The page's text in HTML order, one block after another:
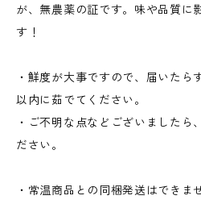
が、無農薬の証です。味や品質に
す！
・鮮度が大事ですので、届いたら
以内に茹でてください。
・ご不明な点などございましたら
ださい。
・常温商品との同梱発送はできま